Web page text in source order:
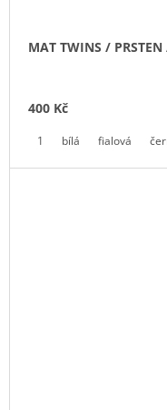
MAT TWINS /
400 Kč
1 bílá fialová